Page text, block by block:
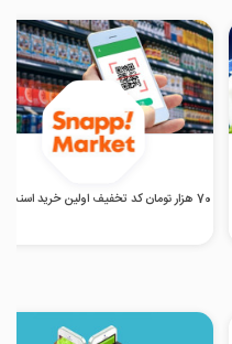
70 هزار تومان کد تخفیف اولین خرید اسنپ مارکت